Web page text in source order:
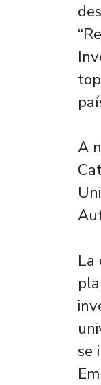
A
La
se